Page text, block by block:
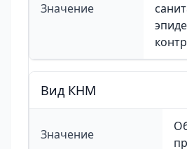
Значение
Вид КНМ
Значение